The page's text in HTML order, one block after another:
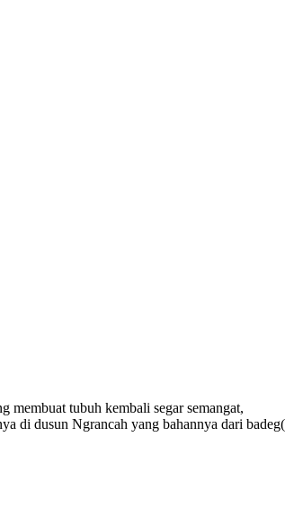
membuat tubuh kembali segar semangat,
di dusun Ngrancah yang bahannya dari badeg(